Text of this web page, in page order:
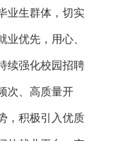
业生群体，切实
业优先，用心、
续强化校园招聘
次、高质量开
，积极引入优质